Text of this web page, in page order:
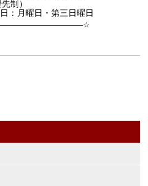
制）
：月曜日・第三日曜日
☆